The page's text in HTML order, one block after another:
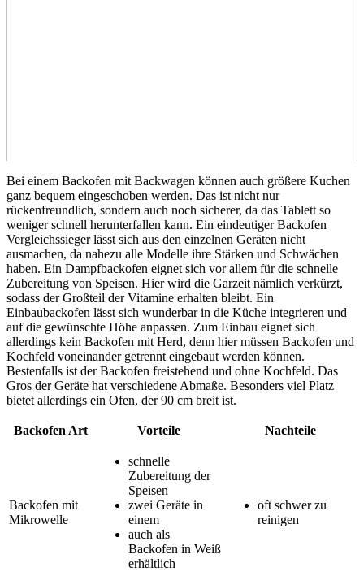
Bei einem Backofen mit Backwagen können auch größere Kuchen
ganz bequem eingeschoben werden. Das ist nicht nur
rückenfreundlich, sondern auch noch sicherer, da das Tablett so
weniger schnell herunterfallen kann. Ein eindeutiger Backofen
Vergleichssieger lässt sich aus den einzelnen Geräten nicht
ausmachen, da nahezu alle Modelle ihre Stärken und Schwächen
haben. Ein Dampfbackofen eignet sich vor allem für die schnelle
Zubereitung von Speisen. Hier wird die Garzeit nämlich verkürzt,
sodass der Großteil der Vitamine erhalten bleibt. Ein
Einbaubackofen lässt sich wunderbar in die Küche integrieren und
auf die gewünschte Höhe anpassen. Zum Einbau eignet sich
allerdings kein Backofen mit Herd, denn hier müssen Backofen und
Kochfeld voneinander getrennt eingebaut werden können.
Bestenfalls ist der Backofen freistehend und ohne Kochfeld. Das
Gros der Geräte hat verschiedene Abmaße. Besonders viel Platz
bietet allerdings ein Ofen, der 90 cm breit ist.
Backofen Art Vorteile Nachteile
Backofen mit
Mikrowelle
schnelle
Zubereitung der
Speisen
zwei Geräte in
einem
auch als
Backofen in Weiß
erhältlich
oft schwer zu
reinigen